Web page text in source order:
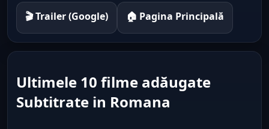
🎬 Trailer (Google) 🏠 Pagina Principală
Ultimele 10 filme adăugate
Subtitrate in Romana